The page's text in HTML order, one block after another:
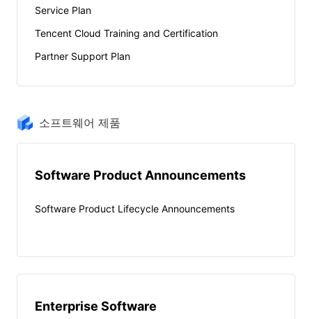
Service Plan
Tencent Cloud Training and Certification
Partner Support Plan
소프트웨어 제품
Software Product Announcements
Software Product Lifecycle Announcements
Enterprise Software